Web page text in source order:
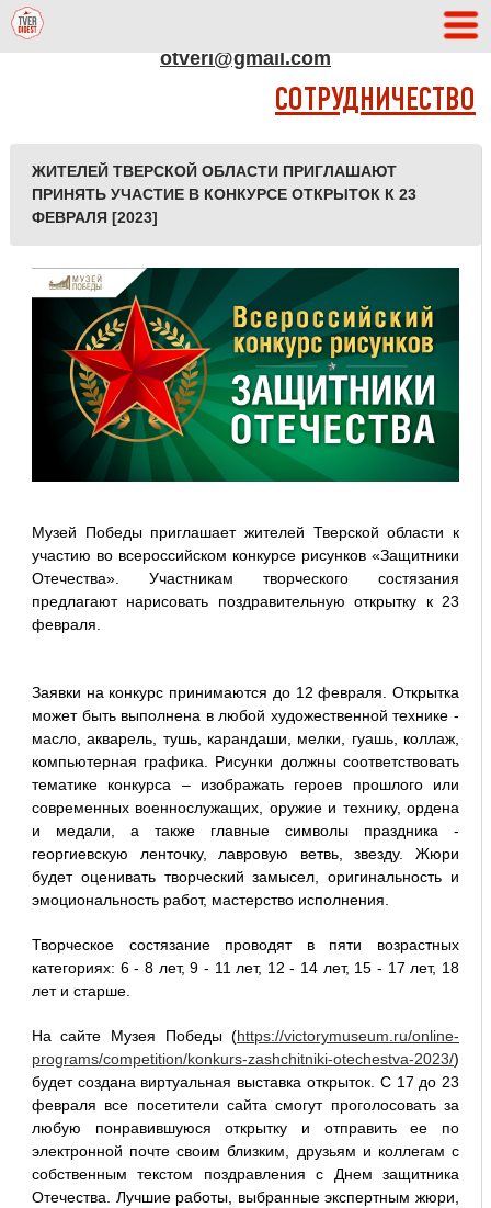
otveri@gmail.com
СОТРУДНИЧЕСТВО
ЖИТЕЛЕЙ ТВЕРСКОЙ ОБЛАСТИ ПРИГЛАШАЮТ
ПРИНЯТЬ УЧАСТИЕ В КОНКУРСЕ ОТКРЫТОК К 23
ФЕВРАЛЯ [2023]
Музей Победы приглашает жителей Тверской области к
участию во всероссийском конкурсе рисунков «Защитники
Отечества». Участникам творческого состязания
предлагают нарисовать поздравительную открытку к 23
февраля.
Заявки на конкурс принимаются до 12 февраля. Открытка
может быть выполнена в любой художественной технике -
масло, акварель, тушь, карандаши, мелки, гуашь, коллаж,
компьютерная графика. Рисунки должны соответствовать
тематике конкурса – изображать героев прошлого или
современных военнослужащих, оружие и технику, ордена
и медали, а также главные символы праздника -
георгиевскую ленточку, лавровую ветвь, звезду. Жюри
будет оценивать творческий замысел, оригинальность и
эмоциональность работ, мастерство исполнения.
Творческое состязание проводят в пяти возрастных
категориях: 6 - 8 лет, 9 - 11 лет, 12 - 14 лет, 15 - 17 лет, 18
лет и старше.
На сайте Музея Победы (https://victorymuseum.ru/online-
programs/competition/konkurs-zashchitniki-otechestva-2023/)
будет создана виртуальная выставка открыток. С 17 до 23
февраля все посетители сайта смогут проголосовать за
любую понравившуюся открытку и отправить ее по
электронной почте своим близким, друзьям и коллегам с
собственным текстом поздравления с Днем защитника
Отечества. Лучшие работы, выбранные экспертным жюри,